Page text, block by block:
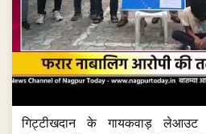
गिट्टीखदान के गायकवाड़